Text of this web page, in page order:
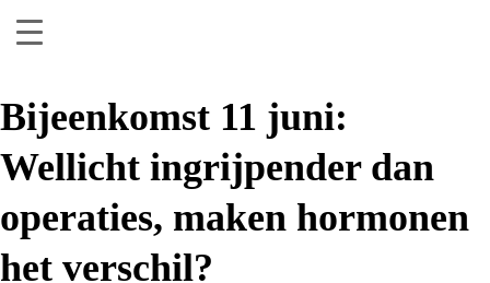
Bijeenkomst 11 juni:
Wellicht ingrijpender dan
operaties, maken hormonen
het verschil?